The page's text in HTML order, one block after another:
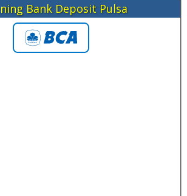
Bank Deposit Pulsa